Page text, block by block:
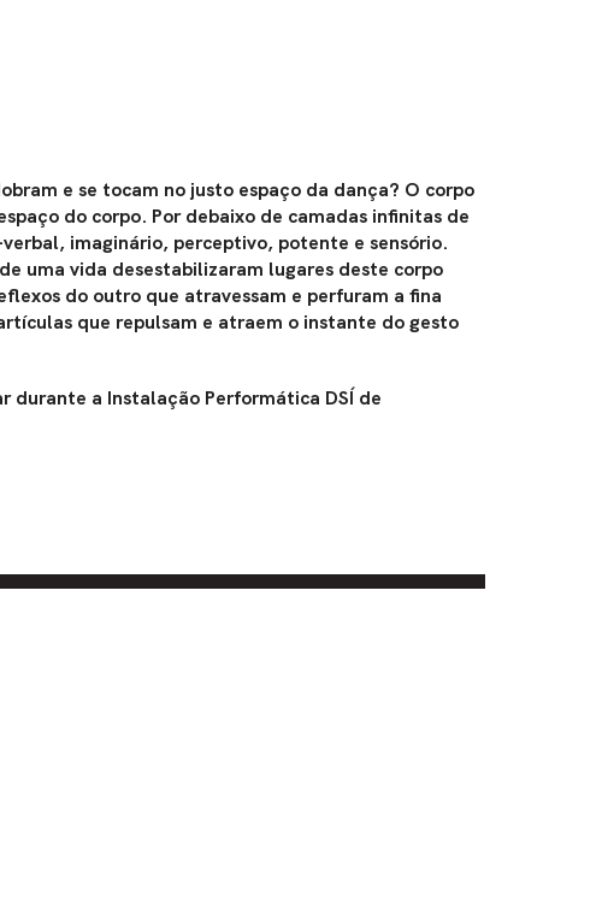
e se tocam no justo espaço da dança? O corpo
do corpo. Por debaixo de camadas infinitas de
imaginário, perceptivo, potente e sensório.
uma vida desestabilizaram lugares deste corpo
do outro que atravessam e perfuram a fina
que repulsam e atraem o instante do gesto
durante a Instalação Performática DSÍ de